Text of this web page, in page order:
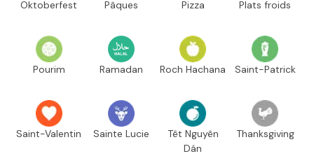
Oktoberfest Pâques Pizza Plats froids
Pourim Ramadan Roch Hachana Saint-Patrick
Saint-Valentin Sainte Lucie
Têt Nguyên
Dán
Thanksgiving